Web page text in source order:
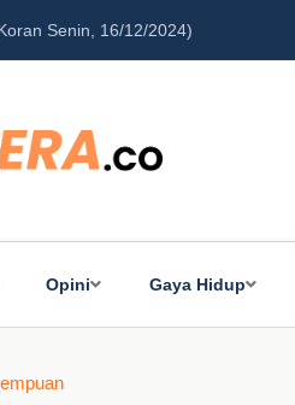
Senin, 16/12/2024)
Opini Gaya Hidup